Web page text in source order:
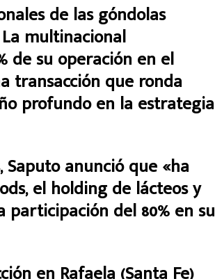
de las góndolas
multinacional
de su operación en el
transacción que ronda
profundo en la estrategia
anunció que «ha
el holding de lácteos y
del 80% en su